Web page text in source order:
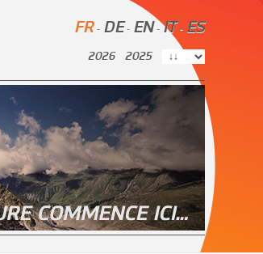
FR- DE- EN- IT - ES
2026 2025